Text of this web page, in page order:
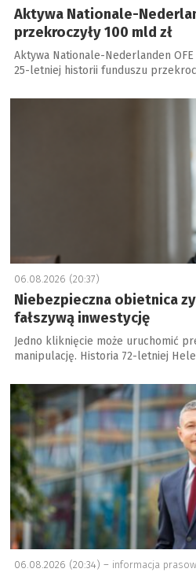
Aktywa Nationale-
przekroczyły 100 mld zł
Aktywa Nationale-Nederlanden
25-letniej historii funduszu
a
06.08.2026 (20:37)
Niebezpieczna obietnica
fałszywą inwestycję
Jedno kliknięcie może uruchomić
manipulację. Historia 72-letniej
a
06.08.2026 (20:34) – informacja